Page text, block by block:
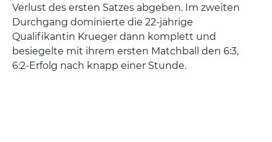
Verlust des ersten Satzes abgeben. Im zweiten
Durchgang dominierte die 22-jährige
Qualifikantin Krueger dann komplett und
besiegelte mit ihrem ersten Matchball den 6:3,
6:2-Erfolg nach knapp einer Stunde.